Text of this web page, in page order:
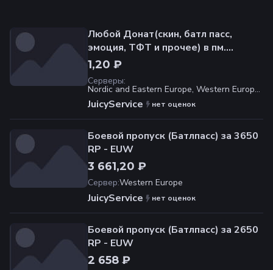
Любой Донат(скин, батл пасс,
эмоция, ТФТ и прочее) в пм.
Предложим цену
1,20 ₽
Серверы:
Nordic and Eastern Europe, Western Europe,
Russia
JuicyService нет оценок
Боевой пропуск (Батлпасс) за 3650
RP - EUW
3 661,20 ₽
Сервер:Western Europe
JuicyService нет оценок
Боевой пропуск (Батлпасс) за 2650
RP - EUW
2 658 ₽